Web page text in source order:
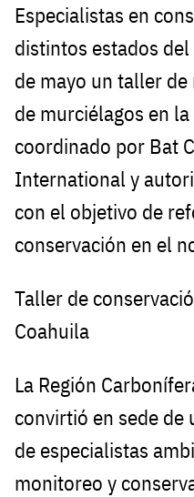
Especialistas en
distintos estados
de mayo un taller
de murciélagos en
coordinado por Bat
International y
con el objetivo de
conservación en el
Taller de
Coahuila
La Región
convirtió en sede de
de especialistas
monitoreo y